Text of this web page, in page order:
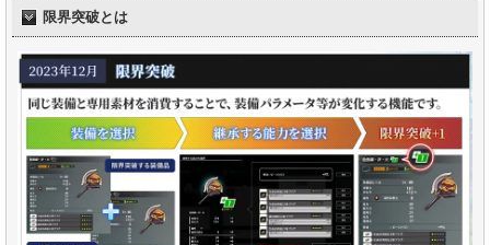
限界突破とは